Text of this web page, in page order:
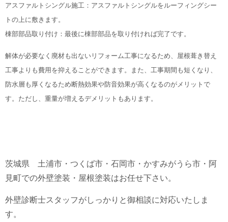
アスファルトシングル施工：アスファルトシングルをルーフィングシー
トの上に敷きます。
棟部部品取り付け：最後に棟部部品を取り付ければ完了です。
解体が必要なく廃材も出ないリフォーム工事になるため、屋根葺き替え
工事よりも費用を抑えることができます。また、工事期間も短くなり、
防水層も厚くなるため断熱効果や防音効果が高くなるのがメリットで
す。ただし、重量が増えるデメリットもあります。
茨城県 土浦市・つくば市・石岡市・かすみがうら市・阿
見町での外壁塗装・屋根塗装はお任せ下さい。
外壁診断士スタッフがしっかりと御相談に対応いたしま
す。